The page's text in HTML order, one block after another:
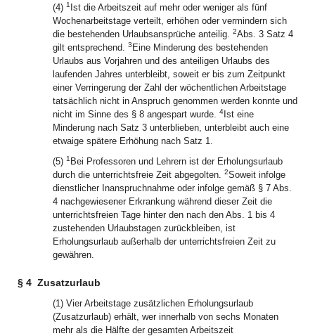
(4) 1 Ist die Arbeitszeit auf mehr oder weniger als fünf
Wochenarbeitstage verteilt, erhöhen oder vermindern sich
die bestehenden Urlaubsansprüche anteilig. 2Abs. 3 Satz 4
gilt entsprechend. 3 Eine Minderung des bestehenden
Urlaubs aus Vorjahren und des anteiligen Urlaubs des
laufenden Jahres unterbleibt, soweit er bis zum Zeitpunkt
einer Verringerung der Zahl der wöchentlichen Arbeitstage
tatsächlich nicht in Anspruch genommen werden konnte und
nicht im Sinne des § 8 angespart wurde. 4 Ist eine
Minderung nach Satz 3 unterblieben, unterbleibt auch eine
etwaige spätere Erhöhung nach Satz 1.
(5) 1 Bei Professoren und Lehrern ist der Erholungsurlaub
durch die unterrichtsfreie Zeit abgegolten. 2Soweit infolge
dienstlicher Inanspruchnahme oder infolge gemäß § 7 Abs.
4 nachgewiesener Erkrankung während dieser Zeit die
unterrichtsfreien Tage hinter den nach den Abs. 1 bis 4
zustehenden Urlaubstagen zurückbleiben, ist
Erholungsurlaub außerhalb der unterrichtsfreien Zeit zu
gewähren.
§ 4 Zusatzurlaub
(1) Vier Arbeitstage zusätzlichen Erholungsurlaub
(Zusatzurlaub) erhält, wer innerhalb von sechs Monaten
mehr als die Hälfte der gesamten Arbeitszeit